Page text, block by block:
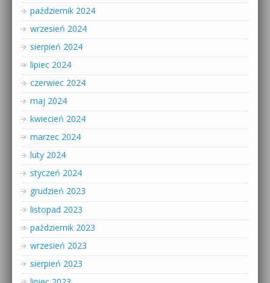
październik 2024
wrzesień 2024
sierpień 2024
lipiec 2024
czerwiec 2024
maj 2024
kwiecień 2024
marzec 2024
luty 2024
styczeń 2024
grudzień 2023
listopad 2023
październik 2023
wrzesień 2023
sierpień 2023